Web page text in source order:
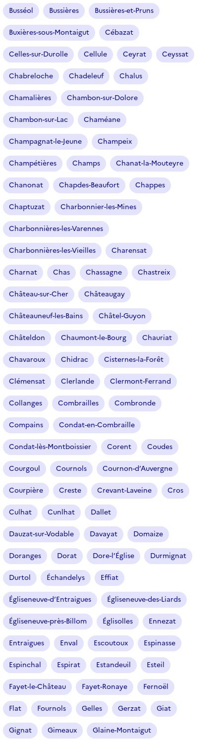
Busséol Bussières Bussières-et-Pruns
Buxières-sous-Montaigut Cébazat
Celles-sur-Durolle Cellule Ceyrat Ceyssat
Chabreloche Chadeleuf Chalus
Chamalières Chambon-sur-Dolore
Chambon-sur-Lac Chaméane
Champagnat-le-Jeune Champeix
Champétières Champs Chanat-la-Mouteyre
Chanonat Chapdes-Beaufort Chappes
Chaptuzat Charbonnier-les-Mines
Charbonnières-les-Varennes
Charbonnières-les-Vieilles Charensat
Charnat Chas Chassagne Chastreix
Château-sur-Cher Châteaugay
Châteauneuf-les-Bains Châtel-Guyon
Châteldon Chaumont-le-Bourg Chauriat
Chavaroux Chidrac Cisternes-la-Forêt
Clémensat Clerlande Clermont-Ferrand
Collanges Combrailles Combronde
Compains Condat-en-Combraille
Condat-lès-Montboissier Corent Coudes
Courgoul Cournols Cournon-d’Auvergne
Courpière Creste Crevant-Laveine Cros
Culhat Cunlhat Dallet
Dauzat-sur-Vodable Davayat Domaize
Doranges Dorat Dore-l’Église Durmignat
Durtol Échandelys Effiat
Égliseneuve-d’Entraigues Égliseneuve-des-Liards
Égliseneuve-près-Billom Églisolles Ennezat
Entraigues Enval Escoutoux Espinasse
Espinchal Espirat Estandeuil Esteil
Fayet-le-Château Fayet-Ronaye Fernoël
Flat Fournols Gelles Gerzat Giat
Gignat Gimeaux Glaine-Montaigut